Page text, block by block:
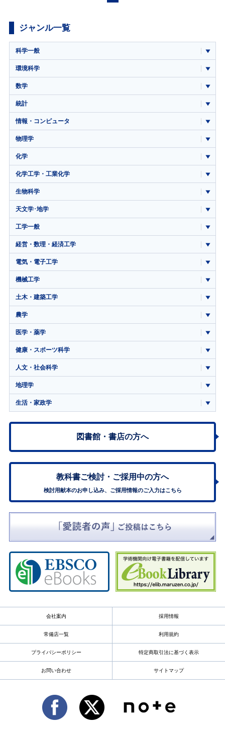
ジャンル一覧
科学一般
環境科学
数学
統計
情報・コンピュータ
物理学
化学
化学工学・工業化学
生物科学
天文学･地学
工学一般
経営・数理・経済工学
電気・電子工学
機械工学
土木・建築工学
農学
医学・薬学
健康・スポーツ科学
人文・社会科学
地理学
生活・家政学
図書館・書店の方へ
教科書ご検討・ ご採用中の方へ
検討用献本のお申し込み、ご採用情報のご入力はこちら
会社案内 採用情報
常備店一覧 利用規約
プライバシーポリシー 特定商取引法に基づく表示
お問い合わせ サイトマップ